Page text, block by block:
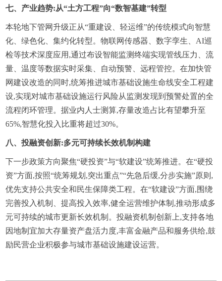
七、产业趋势:从“土方工程”向“数智基建”转型
本轮地下管网升级正从“重建设、轻运维”的传统模式向智慧
化、绿色化、集约化转型。物联网传感器、数字孪生、AI巡
检等技术深度应用,通过布设智能监测终端实现管线压力、流
量、温度等数据实时采集、自动预警、远程管控。在加快管
网建设改造的同时,统筹推进城市基础设施生命线安全工程建
设,实现对城市基础设施运行风险从监测发现到预警处置的全
流程闭环管理。据业内人士测算,存量改造占比有望攀升至
65%,智慧化投入比重将超过30%。
八、投融资创新:多元可持续长效机制构建
下一步政策方向聚焦“硬投资”与“软建设”统筹推进。在“硬投
资”方面,按照“统筹规划,突出重点”“先急后缓,分步实施”原则,
优先支持公共安全和民生保障类工程。在“软建设”方面,围绕
完善投入机制、提高投入效率,健全运营维护体制,推动形成多
元可持续的城市更新长效机制。投融资机制创新上,支持各地
因地制宜加大存量资产盘活力度,丰富金融产品和服务供给,鼓
励民营企业积极参与城市基础设施建设运营。